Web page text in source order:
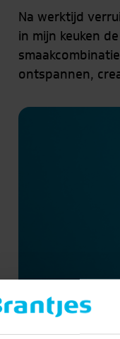
Na werktijd
in mijn keuken
ontspannen,